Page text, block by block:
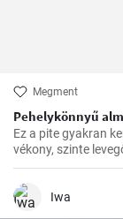
Megment
Pehelykönnyű
Ez a pite gyakran
vékony, szinte
almafüllő között.
a fahéj és az alma
veletek is ezt a
Iwa